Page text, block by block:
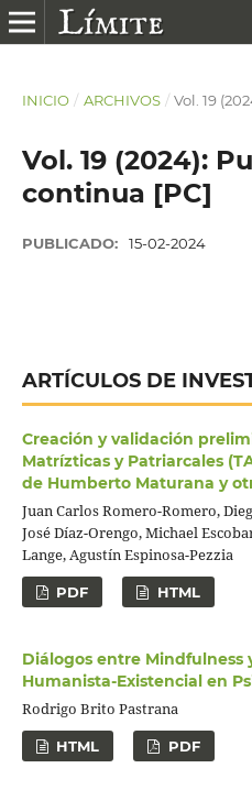
INICIO / ARCHIVOS / Vol. 19
Vol. 19 (2024):
continua [PC]
PUBLICADO: 15-02-2024
ARTÍCULOS DE
Creación y validación
Matrízticas y Patriarcales
de Humberto Maturana y
Juan Carlos Romero-Romero,
José Díaz-Orengo, Michael
Lange, Agustín Espinosa-Pezzia
PDF HTML
Diálogos entre Mindfulness
Humanista-Existencial en
Rodrigo Brito Pastrana
HTML PDF